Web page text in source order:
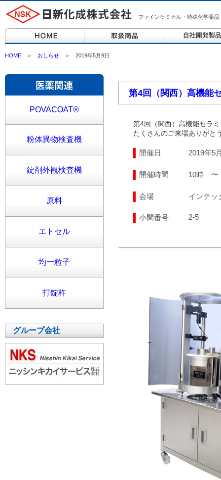
ファインケミカル・特殊化学薬
HOME ＞ おしらせ ＞ 2019年5月9日
POVACOAT®
粉体異物検査機
錠剤外観検査機
原料
エトセル
均一粒子
打錠杵
グループ会社
第4回（関西）高機能
第4回（関西）高機能セラ
たくさんのご来場ありがと
開催日 2019年5
開催時間 10時 〜
会場 インテッ
小間番号 2-5